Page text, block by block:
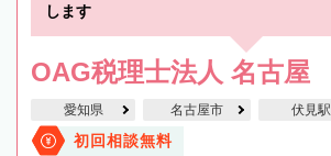
します
OAG税理士法人 名古屋
愛知県 名古屋市 伏見駅
初回相談無料